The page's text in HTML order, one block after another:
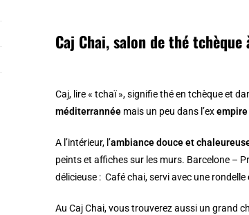
Caj Chai, salon de thé tchèque
Caj, lire « tchaï », signifie thé en tchèque et
méditerrannée mais un peu dans l’ex
A l’intérieur, l’ambiance douce et
peints et affiches sur les murs. Barcelone –
délicieuse : Café chai, servi avec une
Au Caj Chai, vous trouverez aussi un grand